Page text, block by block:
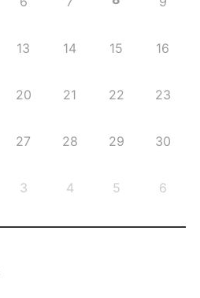
13 14 15 16
20 21 22 23
27 28 29 30
3 4 5 6